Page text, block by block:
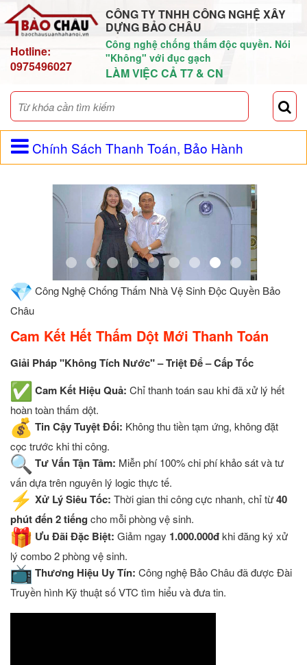
Hotline:
0975496027
CÔNG TY TNHH CÔNG NGHỆ XÂY
DỰNG BẢO CHÂU
Công nghệ chống thấm độc quyền. Nói
"Không" với đục gạch
LÀM VIỆC CẢ T7 & CN
Chính Sách Thanh Toán, Bảo Hành
Công Nghệ Chống Thấm Nhà Vệ Sinh Độc Quyền Bảo
Châu
Cam Kết Hết Thấm Dột Mới Thanh Toán
Giải Pháp "Không Tích Nước" – Triệt Để – Cấp Tốc
Cam Kết Hiệu Quả: Chỉ thanh toán sau khi đã xử lý hết
hoàn toàn thấm dột.
Tin Cậy Tuyệt Đối: Không thu tiền tạm ứng, không đặt
cọc trước khi thi công.
Tư Vấn Tận Tâm: Miễn phí 100% chi phí khảo sát và tư
vấn dựa trên nguyên lý logic thực tế.
Xử Lý Siêu Tốc: Thời gian thi công cực nhanh, chỉ từ40
phút đến 2 tiếng cho mỗi phòng vệ sinh.
Ưu Đãi Đặc Biệt: Giảm ngay 1.000.000đkhi đăng ký xử
lý combo 2 phòng vệ sinh.
Thương Hiệu Uy Tín: Công nghệ Bảo Châu đã được Đài
Truyền hình Kỹ thuật số VTC tìm hiểu và đưa tin.